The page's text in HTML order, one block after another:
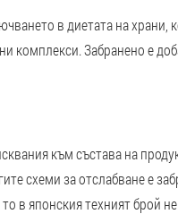
в диетата на храни,
комплекси. Забранено е
към състава на
схеми за отслабване е
в японския техният брой